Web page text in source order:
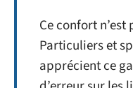
Ce confort
Particuliers et
apprécient ce